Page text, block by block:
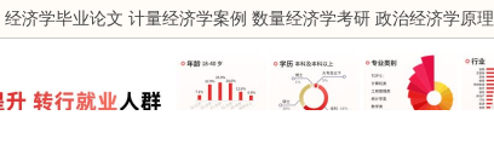
经济学毕业论文 计量经济学案例 数量经济学考研 政治经济学原理